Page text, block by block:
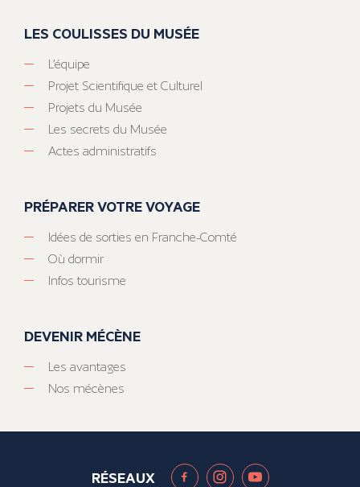
LES COULISSES DU MUSÉE
L’équipe
Projet Scientifique et Culturel
Projets du Musée
Les secrets du Musée
Actes administratifs
PRÉPARER VOTRE VOYAGE
Idées de sorties en Franche-Comté
Où dormir
Infos tourisme
DEVENIR MÉCÈNE
Les avantages
Nos mécènes
RÉSEAUX